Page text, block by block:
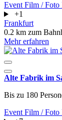
Event Film / Foto
+1
Frankfurt
0.2 km zum
Mehr erfahren
Alte Fabrik im
Bis zu 180
Event Film / Foto